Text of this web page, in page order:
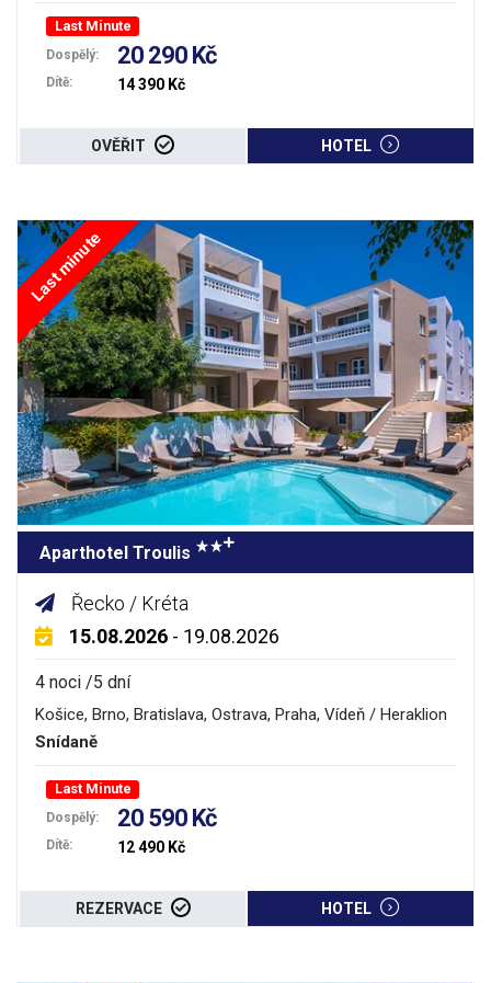
Last Minute
Dospělý: 20 290 Kč
Dítě: 14 390 Kč
OVĚŘIT HOTEL
Last minute
Aparthotel Troulis
Řecko / Kréta
15.08.2026 - 19.08.2026
4 noci /5 dní
Košice, Brno, Bratislava, Ostrava, Praha, Vídeň / Heraklion
Snídaně
Last Minute
Dospělý: 20 590 Kč
Dítě: 12 490 Kč
REZERVACE HOTEL